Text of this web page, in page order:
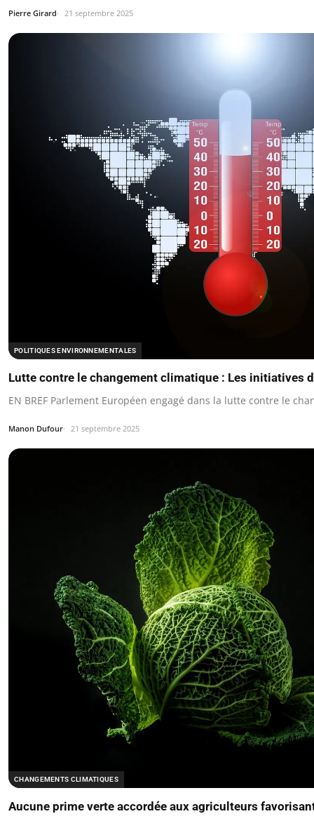
Pierre Girard 21 septembre 2025
POLITIQUES ENVIRONNEMENTALES
Lutte contre le changement climatique : Les initiatives
EN BREF Parlement Européen engagé dans la lutte contre le
Manon Dufour 21 septembre 2025
CHANGEMENTS CLIMATIQUES
Aucune prime verte accordée aux agriculteurs